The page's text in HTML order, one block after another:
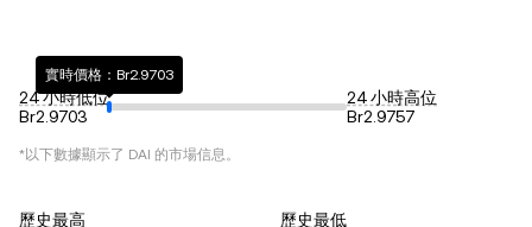
24 小時低位
Br2.9703
實時價格：Br2.9703
24 小時高位
Br2.9757
*以下數據顯示了 DAI 的市場信息。
歷史最高
歷史最低